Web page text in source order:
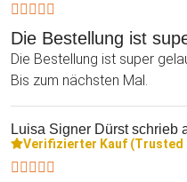
Die Bestellung ist
Die Bestellung ist super
Bis zum nächsten Mal.
Luisa Signer Dürstschrieb
Verifizierter Kauf (Trusted